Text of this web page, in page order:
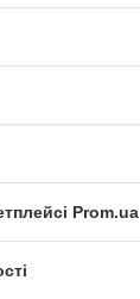
Prom.ua